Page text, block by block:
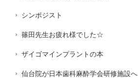
シンポジスト
篠田先生お疲れ様でした☆
ザイゴマインプラントの本
仙台院が日本歯科麻酔学会研修施設へ